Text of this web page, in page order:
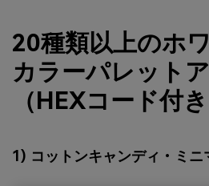
20種類以上のホ
カラーパレット
（HEXコード付き
1) コットンキャンディ・ミニ